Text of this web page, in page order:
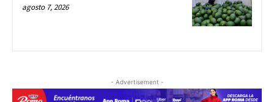
agosto 7, 2026
- Advertisement -